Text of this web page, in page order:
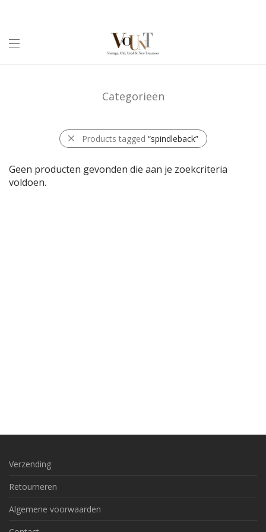
Categorieën
Products tagged “spindleback”
Geen producten gevonden die aan je zoekcriteria
voldoen.
Verzending
Retourneren
Algemene voorwaarden